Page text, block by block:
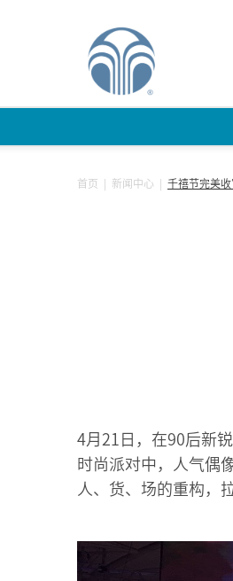
首页 新闻中心 千禧节完美
4月21日，在90后新
时尚派对中，人气偶
人、货、场的重构，